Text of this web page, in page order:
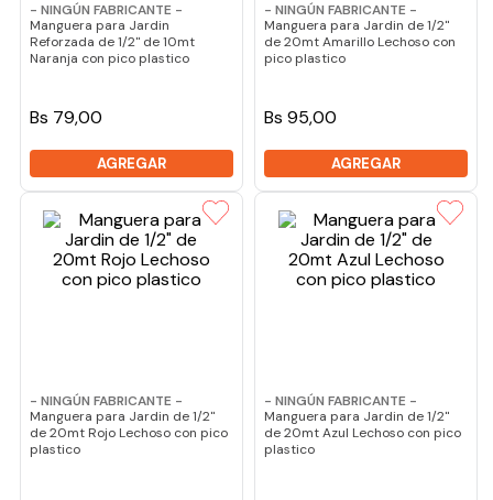
- NINGÚN FABRICANTE -
Manguera para Jardin
Reforzada de 1/2" de 10mt
Naranja con pico plastico
Bs 79,00
AGREGAR
- NINGÚN FABRICANTE -
Manguera para Jardin de 1/2"
de 20mt Amarillo Lechoso con
pico plastico
Bs 95,00
AGREGAR
- NINGÚN FABRICANTE -
Manguera para Jardin de 1/2"
de 20mt Rojo Lechoso con pico
plastico
- NINGÚN FABRICANTE -
Manguera para Jardin de 1/2"
de 20mt Azul Lechoso con pico
plastico